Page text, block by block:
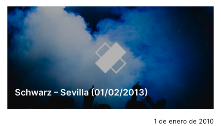
Schwarz – Sevilla (01/02/2013)
1 de enero de 2010